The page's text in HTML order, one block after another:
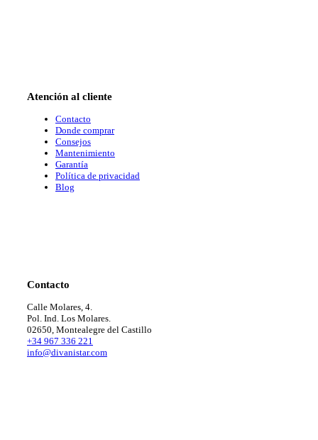
Atención al cliente
Contacto
Donde comprar
Consejos
Mantenimiento
Garantía
Política de privacidad
Blog
Contacto
Calle Molares, 4.
Pol. Ind. Los Molares.
02650, Montealegre del Castillo
+34 967 336 221
info@divanistar.com